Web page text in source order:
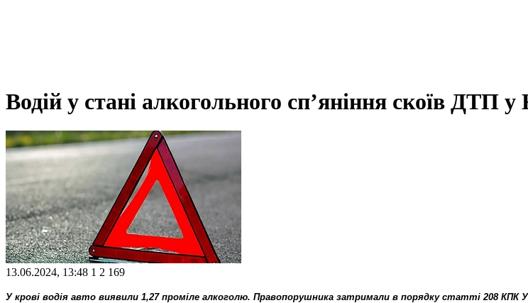
Водій у стані алкогольного сп’яніння скоїв ДТП у
13.06.2024, 13:48 1 2 169
У крові водія авто виявили 1,27 проміле алкоголю. Правопорушника затримали в порядку статті 208 КПК